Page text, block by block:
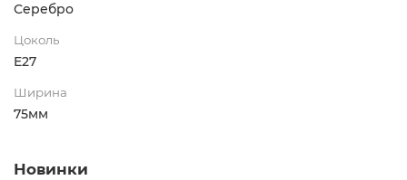
Серебро
Цоколь
E27
Ширина
75мм
Новинки